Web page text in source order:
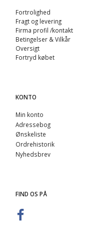
Fortrolighed
Fragt og levering
Firma profil /kontakt
Betingelser & Vilkår
Oversigt
Fortryd købet
KONTO
Min konto
Adressebog
Ønskeliste
Ordrehistorik
Nyhedsbrev
FIND OS PÅ